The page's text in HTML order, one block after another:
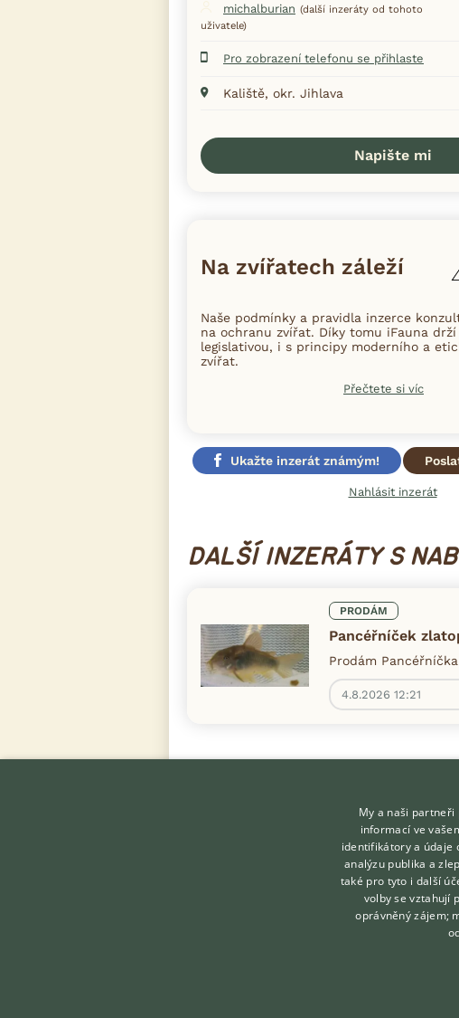
michalburian (další inzeráty od tohoto
uživatele)
Pro zobrazení telefonu se přihlaste
Kaliště, okr. Jihlava
Napište mi
Na zvířatech záleží
Naše podmínky a pravidla inzerce
na ochranu zvířat. Díky tomu iFauna
legislativou, i s principy moderního a
zvířat.
Přečtete si víc
Ukažte inzerát známým!
Nahlásit inzerát
DALŠÍ INZERÁTY S
PRODÁM
Pancéřníček
Prodám
4.8.2026 12:21
KONTAKT DO REDAKCE
My a naši partneři
informací ve
identifikátory a údaje
analýzu publika a
také pro tyto i další
volby se vztahují
oprávněný zájem;